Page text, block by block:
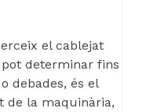
el cablejat
determinar fins
debades, és el
de la maquinària,